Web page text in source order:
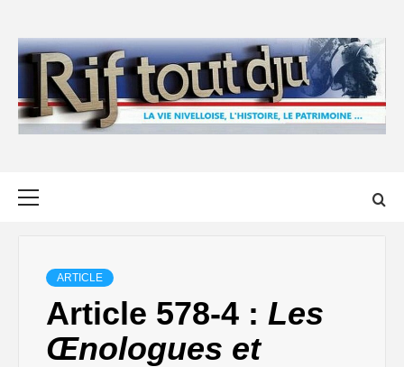
content
ARTICLE
Article 578-4 : Les
Œnologues et